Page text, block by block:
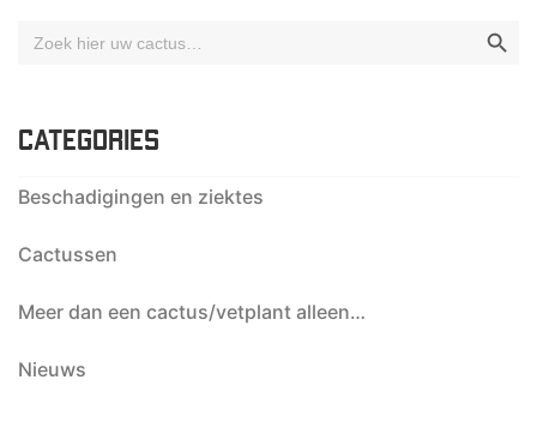
naar:
CATEGORIES
Beschadigingen en ziektes
Cactussen
Meer dan een cactus/vetplant alleen…
Nieuws